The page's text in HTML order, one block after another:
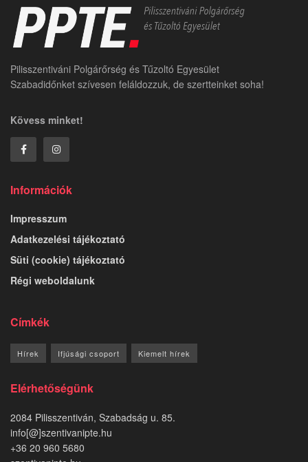
Pilisszentiváni Polgárőrség és Tűzoltó Egyesület
Szabadidőnket szívesen feláldozzuk, de szertteinket soha!
Kövess minket!
Információk
Impresszum
Adatkezelési tájékoztató
Süti (cookie) tájékoztató
Régi weboldalunk
Címkék
Hírek Ifjúsági csoport Kiemelt hírek
Elérhetőségünk
2084 Pilisszentiván, Szabadság u. 85.
info[@]szentivanipte.hu
+36 20 960 5680